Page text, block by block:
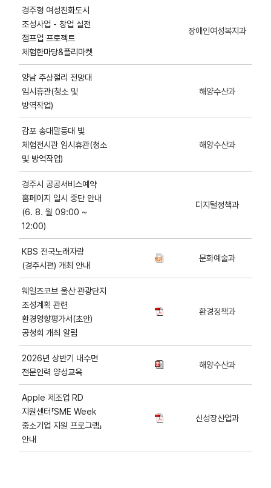
경주형 여성친화도시
조성사업 - 창업 실전
점프업 프로젝트
체험한마당&플리마켓
장애인여성복지과
양남 주상절리 전망대
임시휴관(청소 및
방역작업)
해양수산과
감포 송대말등대 빛
체험전시관 임시휴관(청소
및 방역작업)
해양수산과
경주시 공공서비스예약
홈페이지 일시 중단 안내
(6. 8. 월 09:00 ~
12:00)
디지털정책과
KBS 전국노래자랑
(경주시편) 개최 안내
문화예술과
웨일즈코브 울산 관광단지
조성계획 관련
환경영향평가서(초안)
공청회 개최 알림
환경정책과
2026년 상반기 내수면
전문인력 양성교육
해양수산과
Apple 제조업 RD
지원센터「SME Week
중소기업 지원 프로그램」
안내
신성장산업과